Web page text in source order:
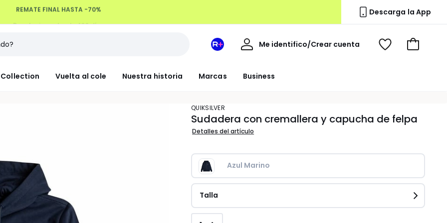
Devoluciones hasta 100 días Descarga la App
Collection Vuelta al cole Nuestra historia Marcas Business
Mi
Redoute
Me identifico/Crear cuenta
Mi
Ver
Ir
QUIKSILVER
Sudadera con cremallera y capucha de felpa
Detalles del artículo
Azul Marino
Talla